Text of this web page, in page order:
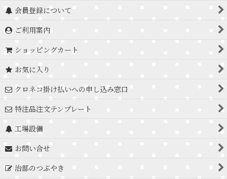
会員登録について
ご利用案内
ショッピングカート
お気に入り
クロネコ掛け払いへの申し込み窓口
特注品注文テンプレート
工場設備
お問い合せ
治部のつぶやき